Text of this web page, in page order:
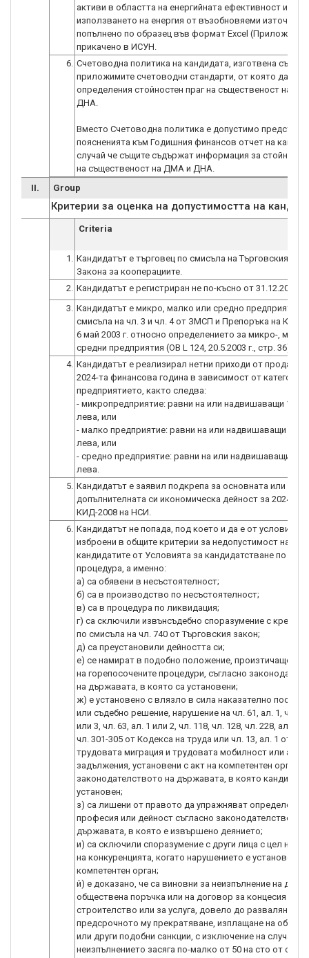
активи в областта на енергийната ефективност и
използването на енергия от възобновяеми
попълнено по образец във формат Excel (Приложение
прикачено в ИСУН.
6. Счетоводна политика на кандидата, изготвена
приложимите счетоводни стандарти, от която да е
определения стойностен праг на същественост на
ДНА.
Вместо Счетоводна политика е допустимо
поясненията към Годишния финансов отчет на
случай че същите съдържат информация за
на същественост на ДМА и ДНА.
II.
Group
Критерии за оценка на допустимостта на
Criteria
1. Кандидатът е търговец по смисъла на Търговския
Закона за кооперациите.
2. Кандидатът е регистриран не по-късно от 31.12.2022 г.
3. Кандидатът е микро, малко или средно предприятие
смисъла на чл. 3 и чл. 4 от ЗМСП и Препоръка на
6 май 2003 г. относно определението за микро-,
средни предприятия (ОВ L 124, 20.5.2003 г., стр. 36).
4. Кандидатът е реализирал нетни приходи от продажби
2024-та финансова година в зависимост от
предприятието, както следва:
- микропредприятие: равни на или надвишаващи 100
лева, или
- малко предприятие: равни на или надвишаващи 300
лева, или
- средно предприятие: равни на или надвишаващи 1
лева.
5. Кандидатът е заявил подкрепа за основната или за
допълнителната си икономическа дейност за 2024 г.
КИД-2008 на НСИ.
6. Кандидатът не попада, под което и да е от условията,
изброени в общите критерии за недопустимост на
кандидатите от Условията за кандидатстване по
процедура, а именно:
a) са обявени в несъстоятелност;
б) са в производство по несъстоятелност;
в) са в процедура по ликвидация;
г) са сключили извънсъдебно споразумение с
по смисъла на чл. 740 от Търговския закон;
д) са преустановили дейността си;
е) се намират в подобно положение, произтичащо от
на горепосочените процедури, съгласно
на държавата, в която са установени;
ж) е установено с влязло в сила наказателно
или съдебно решение, нарушение на чл. 61, ал. 1, чл.
или 3, чл. 63, ал. 1 или 2, чл. 118, чл. 128, чл. 228, ал. 3,
чл. 301-305 от Кодекса на труда или чл. 13, ал. 1 от
трудовата миграция и трудовата мобилност или
задължения, установени с акт на компетентен орган,
законодателството на държавата, в която
установен;
з) са лишени от правото да упражняват определена
професия или дейност съгласно законодателството
държавата, в която е извършено деянието;
и) са сключили споразумение с други лица с цел
на конкуренцията, когато нарушението е установено
компетентен орган;
й) е доказано, че са виновни за неизпълнение на
обществена поръчка или на договор за концесия за
строителство или за услуга, довело до разваляне или
предсрочното му прекратяване, изплащане на
или други подобни санкции, с изключение на
неизпълнението засяга по-малко от 50 на сто от